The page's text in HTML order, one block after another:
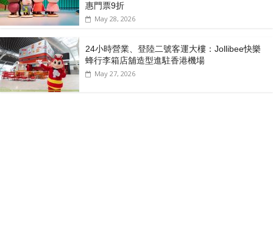
惠門票9折
May 28, 2026
24小時營業、登陸二號客運大樓：Jollibee快樂
蜂行李箱店舖造型進駐香港機場
May 27, 2026